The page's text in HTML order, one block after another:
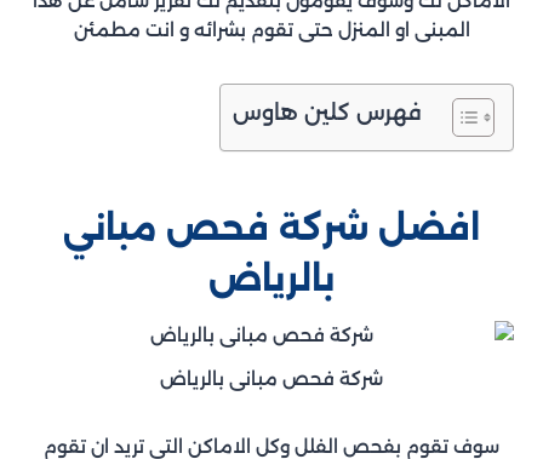
المبنى او المنزل حتى تقوم بشرائه و انت مطمئن
فهرس كلين هاوس
افضل شركة فحص مباني
بالرياض
شركة فحص مبانى بالرياض
سوف تقوم بفحص الفلل وكل الاماكن التي تريد ان تقوم